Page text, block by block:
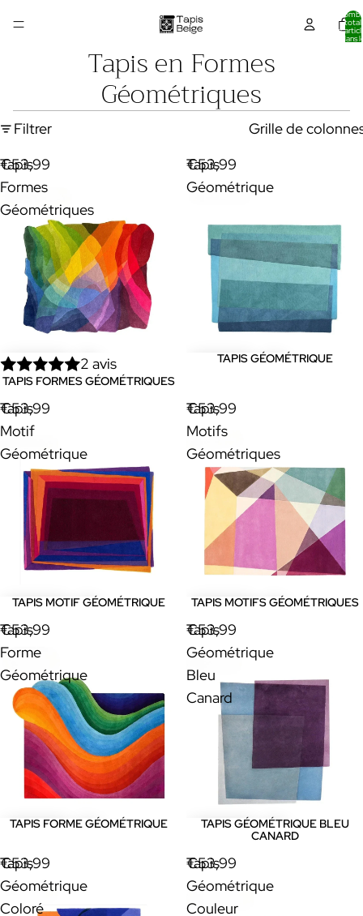
total
dans
Tapis en Formes
Géométriques
Filtrer
Grille de
Tapis
Formes
Géométriques
€53,99
2 avis
TAPIS FORMES GÉOMÉTRIQUES
Tapis
Géométrique
€53,99
TAPIS GÉOMÉTRIQUE
Tapis
Motif
Géométrique
€53,99
TAPIS MOTIF GÉOMÉTRIQUE
Tapis
Motifs
Géométriques
€53,99
TAPIS MOTIFS GÉOMÉTRIQUES
Tapis
Forme
Géométrique
€53,99
TAPIS FORME GÉOMÉTRIQUE
Tapis
Géométrique
Bleu
Canard
€53,99
TAPIS GÉOMÉTRIQUE BLEU
CANARD
Tapis
Géométrique
Coloré
€53,99
Tapis
Géométrique
Couleur
€53,99